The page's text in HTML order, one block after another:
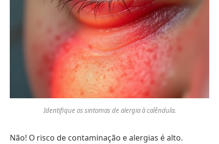
Identifique os sintomas de alergia à calêndula.
Não! O risco de contaminação e alergias é alto.